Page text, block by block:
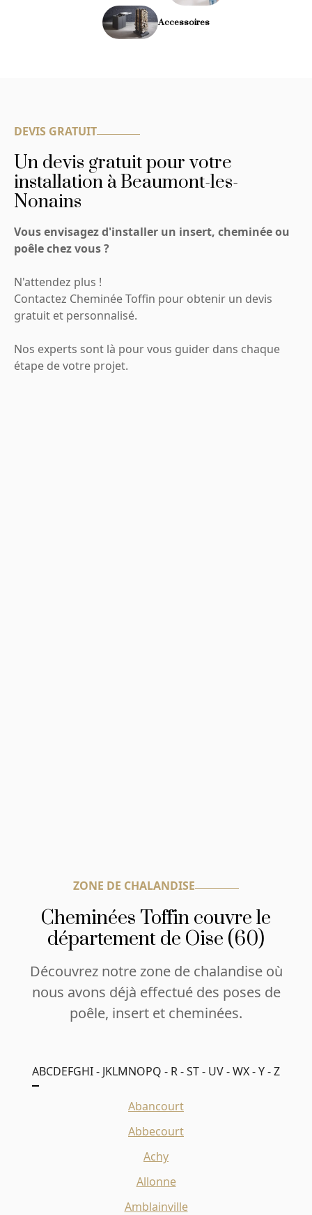
Accessoires
DEVIS GRATUIT
Un devis gratuit pour votre
installation à Beaumont-les-
Nonains
Vous envisagez d'installer un insert, cheminée ou
poêle chez vous ?
N'attendez plus !
Contactez Cheminée Toffin pour obtenir un devis
gratuit et personnalisé.
Nos experts sont là pour vous guider dans chaque
étape de votre projet.
ZONE DE CHALANDISE
Cheminées Toffin couvre le
département de Oise (60)
Découvrez notre zone de chalandise où
nous avons déjà effectué des poses de
poêle, insert et cheminées.
ABCDEFGHI - JKLMNOPQ - R - ST - UV - WX - Y - Z
Abancourt
Abbecourt
Achy
Allonne
Amblainville